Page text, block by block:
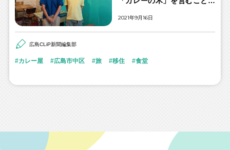
2021年9月16日
広島CLiP新聞編集部
カレー屋 広島市中区 旅 移住 食堂